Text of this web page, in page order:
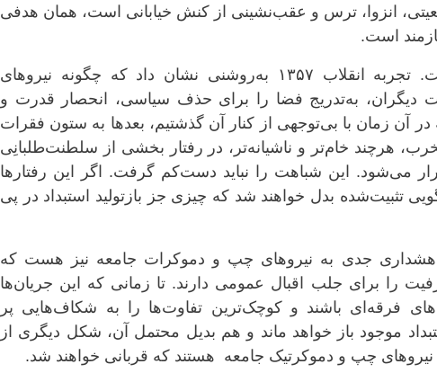
انزوا، ترس و عقب‌نشینی از کنش خیابانی است، همان هدفی
است.
رویداد تلخ مشهد تکرار الگویی آشناست. تجربه انقلاب ۱۳۵۷ به‌روشنی نشان داد که چگونه نیروهای
دیگران، به‌تدریج فضا را برای حذف سیاسی، انحصار قدرت و
در آن زمان با بی‌توجهی از کنار آن گذشتیم، بعدها به ستون فقرات
هرچند خام‌تر و ناشیانه‌تر، در رفتار بخشی از سلطنت‌طلبانِی
می‌شود. این شباهت را نباید دست‌کم گرفت. اگر این رفتارها
تثبیت‌شده بدل خواهند شد که چیزی جز بازتولید استبداد در پی
هشداری جدی به نیروهای چپ و دموکرات جامعه نیز هست که
را برای جلب اقبال عمومی دارند. تا زمانی که این جریان‌ها
فرقه‌ای باشند و کوچک‌ترین تفاوت‌ها را به شکاف‌هایی پر
موجود باز خواهد ماند و هم بدیل محتمل آن، شکل دیگری از
نیروهای چپ و دموکرتیک جامعه هستند که قربانی خواهند شد.